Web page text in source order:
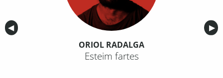
Anterior
◀︎ ▶︎
ORIOL RADALGA
Esteim fartes